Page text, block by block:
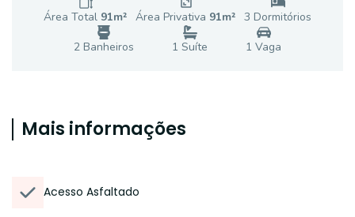
Área Total 91m² Área Privativa 91m² 3 Dormitórios
2 Banheiros 1 Suíte 1 Vaga
Mais informações
Acesso Asfaltado